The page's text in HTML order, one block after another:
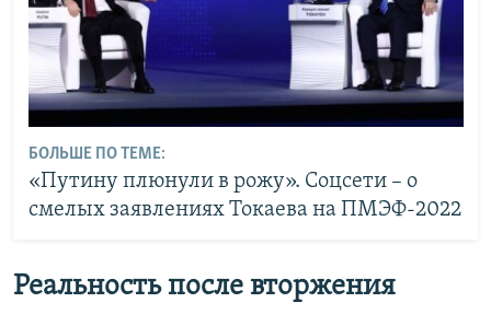
БОЛЬШЕ ПО ТЕМЕ:
«Путину плюнули в рожу». Соцсети – о
смелых заявлениях Токаева на ПМЭФ-2022
Реальность после вторжения